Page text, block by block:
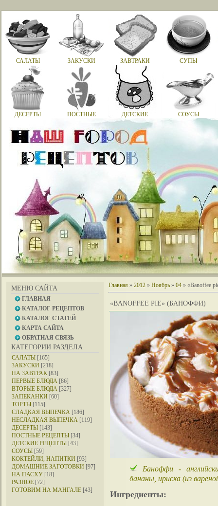
САЛАТЫ ЗАКУСКИ ЗАВТРАКИ СУПЫ
ДЕСЕРТЫ ПОСТНЫЕ ДЕТСКИЕ СОУСЫ
МЕНЮ САЙТА
ГЛАВНАЯ
КАТАЛОГ РЕЦЕПТОВ
КАТАЛОГ СТАТЕЙ
КАРТА САЙТА
ОБРАТНАЯ СВЯЗЬ
КАТЕГОРИИ РАЗДЕЛА
САЛАТЫ [165]
ЗАКУСКИ [218]
НА ЗАВТРАК [83]
ПЕРВЫЕ БЛЮДА [86]
ВТОРЫЕ БЛЮДА [327]
ЗАПЕКАНКИ [60]
ТОРТЫ [115]
СЛАДКАЯ ВЫПЕЧКА [186]
НЕСЛАДКАЯ ВЫПЕЧКА [119]
ДЕСЕРТЫ [143]
ПОСТНЫЕ РЕЦЕПТЫ [34]
ДЕТСКИЕ РЕЦЕПТЫ [43]
СОУСЫ [59]
КОКТЕЙЛИ, НАПИТКИ [93]
ДОМАШНИЕ ЗАГОТОВКИ [97]
НА ПАСХУ [18]
РАЗНОЕ [72]
ГОТОВИМ НА МАНГАЛЕ [43]
Главная » 2012 » Ноябрь » 04 » «Banoffee
«BANOFFEE PIE» (БАНОФФИ)
Баноффи -
бананы, ириска (из
Ингредиенты: